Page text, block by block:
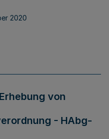
2020
von
- HAbg-